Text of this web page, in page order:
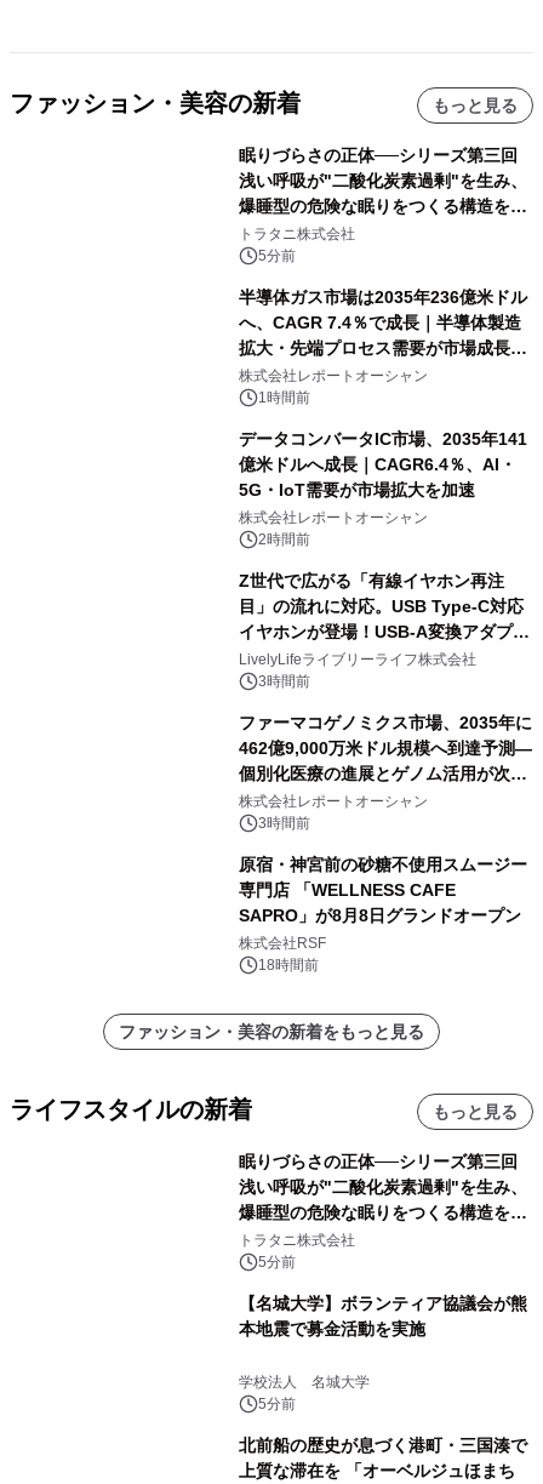
ファッション・美容の新着 もっと見る
眠りづらさの正体──シリーズ第三回
浅い呼吸が"二酸化炭素過剰"を生み、
爆睡型の危険な眠りをつくる構造を解
説
トラタニ株式会社
5分前
半導体ガス市場は2035年236億米ドル
へ、CAGR 7.4％で成長｜半導体製造
拡大・先端プロセス需要が市場成長を
加速
株式会社レポートオーシャン
1時間前
データコンバータIC市場、2035年141
億米ドルへ成長｜CAGR6.4％、AI・
5G・IoT需要が市場拡大を加速
株式会社レポートオーシャン
2時間前
Z世代で広がる「有線イヤホン再注
目」の流れに対応。USB Type-C対応
イヤホンが登場！USB-A変換アダプタ
ー付きでスマホからパソコンまで幅広
く活用可能
LivelyLifeライブリーライフ株式会社
3時間前
ファーマコゲノミクス市場、2035年に
462億9,000万米ドル規模へ到達予測―
個別化医療の進展とゲノム活用が次世
代ヘルスケア投資を加速
株式会社レポートオーシャン
3時間前
原宿・神宮前の砂糖不使用スムージー
専門店 「WELLNESS CAFE
SAPRO」が8月8日グランドオープン
株式会社RSF
18時間前
ファッション・美容の新着をもっと見る
ライフスタイルの新着 もっと見る
眠りづらさの正体──シリーズ第三回
浅い呼吸が"二酸化炭素過剰"を生み、
爆睡型の危険な眠りをつくる構造を解
説
トラタニ株式会社
5分前
【名城大学】ボランティア協議会が熊
本地震で募金活動を実施
学校法人 名城大学
5分前
北前船の歴史が息づく港町・三国湊で
上質な滞在を 「オーベルジュほまち